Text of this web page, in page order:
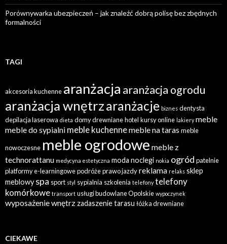
Porównywarka ubezpieczeń – jak znaleźć dobrą polisę bez zbędnych
formalności
TAGI
akcesoria kuchenne aranżacja aranżacja ogrodu
aranżacja wnętrzaranżacje biznes dentysta
depilacja laserowa dieta domy drewnianehotel kursy online lakiery meble
meble do sypialni meble kuchennemeble na taras meble
nowoczesne meble ogrodowe meble z
technorattanu medycyna estetyczna moda noclegi nokia ogród patelnie
platformy e-learningowepodróżeprawo jazdyreklama relaks sklep
meblowy spa sport styl sypialnia szkolenia telefony telefony
komórkowe transport usługi budowlane Opolskie wypoczynek
wyposażenie wnętrz zadaszenie tarasu łóżka drewniane
CIEKAWE